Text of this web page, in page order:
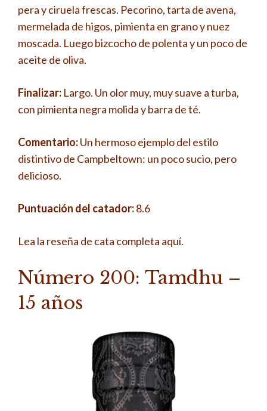
pera y ciruela frescas. Pecorino, tarta de avena,
mermelada de higos, pimienta en grano y nuez
moscada. Luego bizcocho de polenta y un poco de
aceite de oliva.
Finalizar: Largo. Un olor muy, muy suave a turba,
con pimienta negra molida y barra de té.
Comentario:Un hermoso ejemplo del estilo
distintivo de Campbeltown: un poco sucio, pero
delicioso.
Puntuación del catador:8.6
Lea la reseña de cata completa aquí.
Número 200: Tamdhu –
15 años